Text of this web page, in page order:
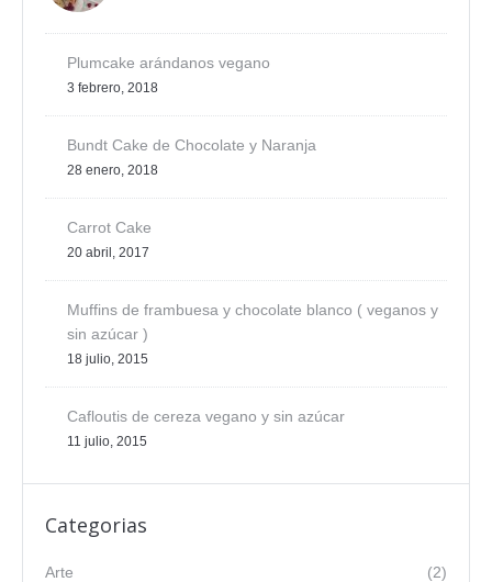
Plumcake arándanos vegano
3 febrero, 2018
Bundt Cake de Chocolate y Naranja
28 enero, 2018
Carrot Cake
20 abril, 2017
Muffins de frambuesa y chocolate blanco ( veganos y
sin azúcar )
18 julio, 2015
Cafloutis de cereza vegano y sin azúcar
11 julio, 2015
Categorias
(2)
Arte